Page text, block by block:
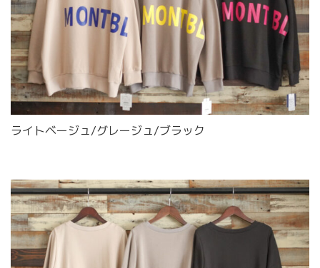
ライトベージュ/グレージュ/ブラック